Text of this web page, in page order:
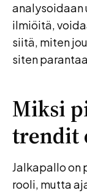
analysoidaan
ilmiöitä,
siitä, miten
siten
Miksi
trendit
Jalkapallo on
rooli, mutta